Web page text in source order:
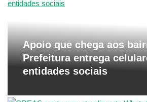
Apoio que chega aos
Prefeitura entrega
entidades sociais